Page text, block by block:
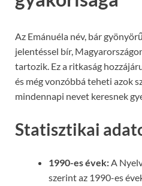
Az Emánuéla név, bár
jelentéssel bír,
tartozik. Ez a ritkaság
és még vonzóbbá teheti azok
mindennapi nevet keresnek
Statisztikai
1990-es évek:A
szerint az 1990-es